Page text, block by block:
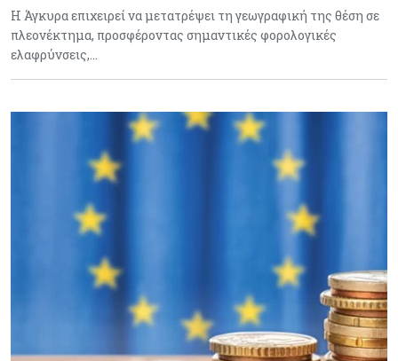
Η Άγκυρα επιχειρεί να μετατρέψει τη γεωγραφική της θέση σε
πλεονέκτημα, προσφέροντας σημαντικές φορολογικές
ελαφρύνσεις,…